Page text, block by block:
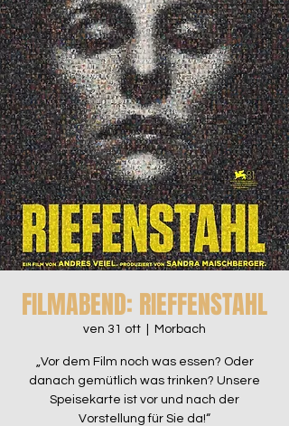
FILMABEND: RIEFFENSTAHL
ven 31 ott Morbach
„Vor dem Film noch was essen? Oder
danach gemütlich was trinken? Unsere
Speisekarte ist vor und nach der
Vorstellung für Sie da!“